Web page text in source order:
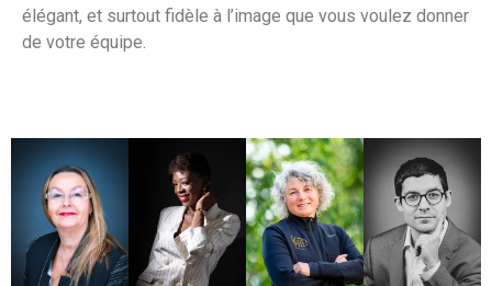
élégant, et surtout fidèle à l’image que vous voulez donner
de votre équipe.